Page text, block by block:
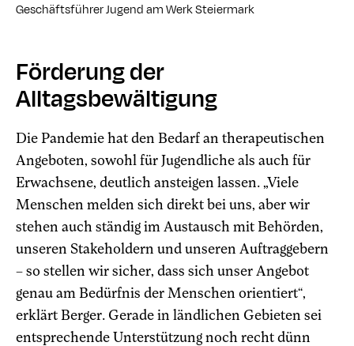
Geschäftsführer Jugend am Werk Steiermark
Förderung der
Alltagsbewältigung
Die Pandemie hat den Bedarf an therapeutischen
Angeboten, sowohl für Jugendliche als auch für
Erwachsene, deutlich ansteigen lassen. „Viele
Menschen melden sich direkt bei uns, aber wir
stehen auch ständig im Austausch mit Behörden,
unseren Stakeholdern und unseren Auftraggebern
– so stellen wir sicher, dass sich unser Angebot
genau am Bedürfnis der Menschen orientiert“,
erklärt Berger. Gerade in ländlichen Gebieten sei
entsprechende Unterstützung noch recht dünn